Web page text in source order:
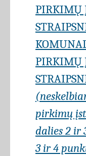
PIRKIMŲ
PIRKIMŲ
pirkimų
dalies 2 ir
3 ir 4